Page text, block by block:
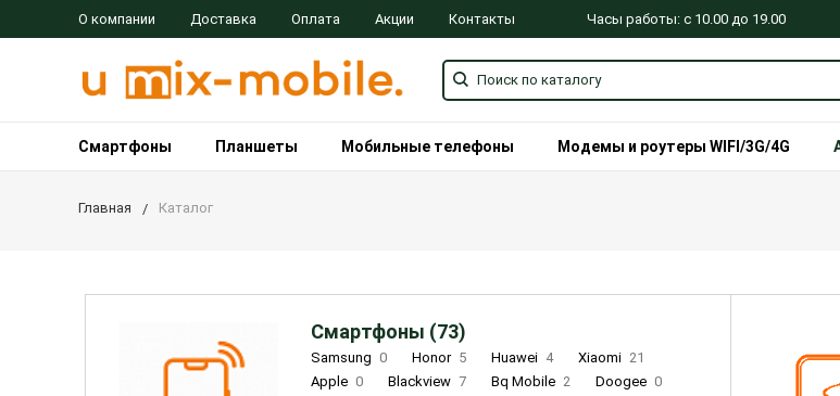
О компании Доставка Оплата Акции Контакты Часы работы: с 10.00 до 19.00
Смартфоны Планшеты Мобильные телефоны Модемы и роутеры WIFI/3G/4G
Главная Каталог
Смартфоны (73)
Samsung 0 Honor 5 Huawei 4 Xiaomi 21
Apple 0 Blackview 7 Bq Mobile 2 Doogee 0